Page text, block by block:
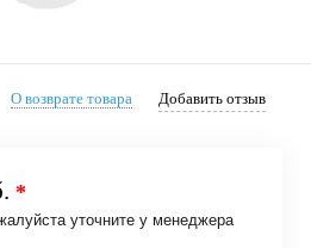
О возврате товара Добавить отзыв
*
уточните у менеджера